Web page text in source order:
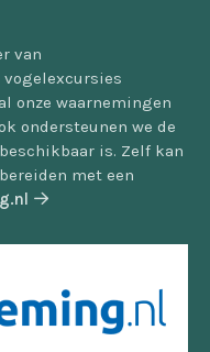
van
vogelexcursies
onze waarnemingen
ondersteunen we de
is. Zelf kan
met een